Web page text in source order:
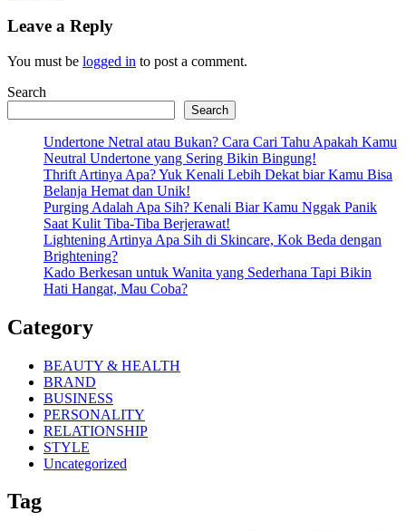
Leave a Reply
You must be logged in to post a comment.
Search
Search
Undertone Netral atau Bukan? Cara Cari Tahu Apakah Kamu
Neutral Undertone yang Sering Bikin Bingung!
Thrift Artinya Apa? Yuk Kenali Lebih Dekat biar Kamu Bisa
Belanja Hemat dan Unik!
Purging Adalah Apa Sih? Kenali Biar Kamu Nggak Panik
Saat Kulit Tiba-Tiba Berjerawat!
Lightening Artinya Apa Sih di Skincare, Kok Beda dengan
Brightening?
Kado Berkesan untuk Wanita yang Sederhana Tapi Bikin
Hati Hangat, Mau Coba?
Category
BEAUTY & HEALTH
BRAND
BUSINESS
PERSONALITY
RELATIONSHIP
STYLE
Uncategorized
Tag